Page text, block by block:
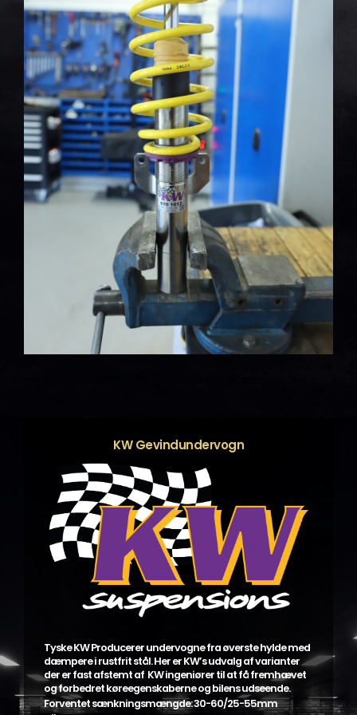
KW Gevindundervogn
Tyske KW Producerer undervogne fra øverste hylde med
dæmpere i rustfrit stål. Her er KW’s udvalg af varianter
der er fast afstemt af KW ingeniører til at få fremhævet
og forbedret køreegenskaberne og bilens udseende.
Forventet sænkningsmængde: 30-60/25-55mm